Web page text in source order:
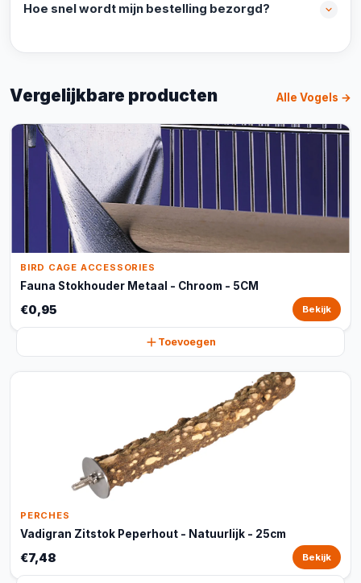
Hoe snel wordt mijn bestelling bezorgd?
Vergelijkbare producten Alle Vogels →
BIRD CAGE ACCESSORIES
Fauna Stokhouder Metaal - Chroom - 5CM
€0,95 Bekijk
Toevoegen
PERCHES
Vadigran Zitstok Peperhout - Natuurlijk - 25cm
€7,48 Bekijk